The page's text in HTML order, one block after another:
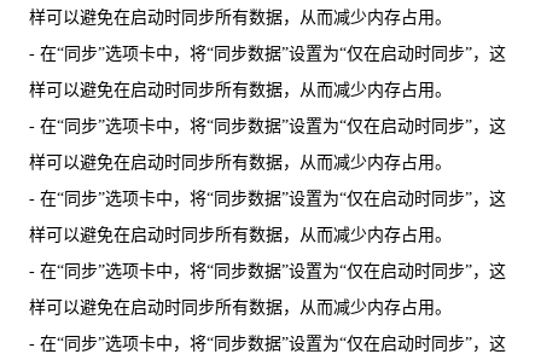
样可以避免在启动时同步所有数据，从而减少内存占用。
- 在“同步”选项卡中，将“同步数据”设置为“仅在启动时同步”，这
样可以避免在启动时同步所有数据，从而减少内存占用。
- 在“同步”选项卡中，将“同步数据”设置为“仅在启动时同步”，这
样可以避免在启动时同步所有数据，从而减少内存占用。
- 在“同步”选项卡中，将“同步数据”设置为“仅在启动时同步”，这
样可以避免在启动时同步所有数据，从而减少内存占用。
- 在“同步”选项卡中，将“同步数据”设置为“仅在启动时同步”，这
样可以避免在启动时同步所有数据，从而减少内存占用。
- 在“同步”选项卡中，将“同步数据”设置为“仅在启动时同步”，这